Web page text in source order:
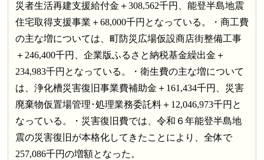
災者生活再建支援給付金＋308,562千円、能登半島地震
住宅取得支援事業＋68,000千円となっている。・商工費
の主な増については、町防災広場仮設商店街整備工事
＋246,400千円、企業版ふるさと納税基金繰出金＋
234,983千円となっている。・衛生費の主な増について
は、浄化槽災害復旧事業費補助金＋161,434千円、災害
廃棄物仮置場管理･処理業務委託料＋12,046,973千円と
なっている。・災害復旧費では、令和６年能登半島地
震の災害復旧が本格化してきたことにより、全体で
257,086千円の増額となった。